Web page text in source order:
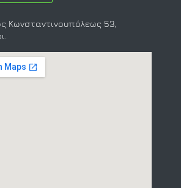
Κωνσταντινουπόλεως 53,